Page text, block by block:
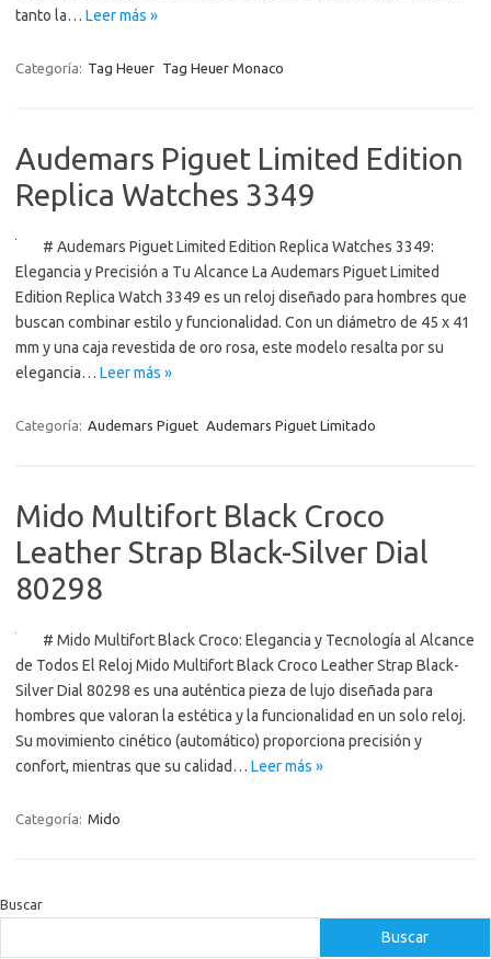
tanto la… Leer más »
Categoría: Tag Heuer Tag Heuer Monaco
Audemars Piguet Limited Edition
Replica Watches 3349
# Audemars Piguet Limited Edition Replica Watches 3349:
Elegancia y Precisión a Tu Alcance La Audemars Piguet Limited
Edition Replica Watch 3349 es un reloj diseñado para hombres que
buscan combinar estilo y funcionalidad. Con un diámetro de 45 x 41
mm y una caja revestida de oro rosa, este modelo resalta por su
elegancia… Leer más »
Categoría: Audemars Piguet Audemars Piguet Limitado
Mido Multifort Black Croco
Leather Strap Black-Silver Dial
80298
# Mido Multifort Black Croco: Elegancia y Tecnología al Alcance
de Todos El Reloj Mido Multifort Black Croco Leather Strap Black-
Silver Dial 80298 es una auténtica pieza de lujo diseñada para
hombres que valoran la estética y la funcionalidad en un solo reloj.
Su movimiento cinético (automático) proporciona precisión y
confort, mientras que su calidad… Leer más »
Categoría: Mido
Buscar
Buscar